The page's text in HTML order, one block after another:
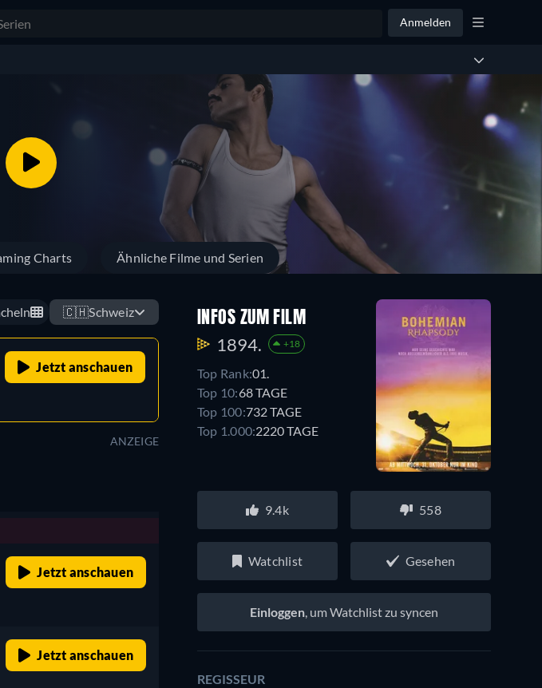
Anmelden
Charts Ähnliche Filme und Serien
🇨🇭Schweiz
Jetzt anschauen
ANZEIGE
Jetzt anschauen
Jetzt anschauen
INFOS ZUM FILM
1894. +18
Top Rank:01.
Top 10:68 TAGE
Top 100:732 TAGE
Top 1.000:2220 TAGE
9.4k 558
Watchlist Gesehen
Einloggen, um Watchlist zu syncen
REGISSEUR